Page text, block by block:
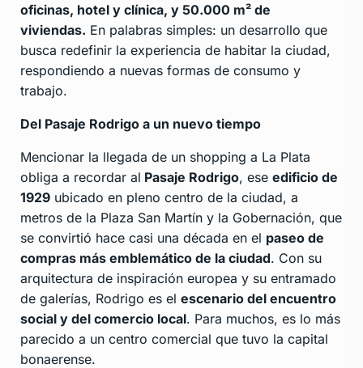
oficinas, hotel y clínica, y 50.000 m² de
viviendas. En palabras simples: un desarrollo que
busca redefinir la experiencia de habitar la ciudad,
respondiendo a nuevas formas de consumo y
trabajo.
Del Pasaje Rodrigo a un nuevo tiempo
Mencionar la llegada de un shopping a La Plata
obliga a recordar al Pasaje Rodrigo, ese edificio de
1929 ubicado en pleno centro de la ciudad, a
metros de la Plaza San Martín y la Gobernación, que
se convirtió hace casi una década en el paseo de
compras más emblemático de la ciudad. Con su
arquitectura de inspiración europea y su entramado
de galerías, Rodrigo es el escenario del encuentro
social y del comercio local. Para muchos, es lo más
parecido a un centro comercial que tuvo la capital
bonaerense.